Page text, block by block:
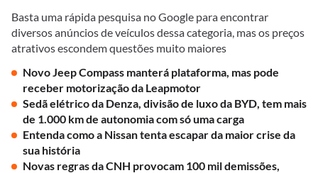
Basta uma rápida pesquisa no Google para encontrar
diversos anúncios de veículos dessa categoria, mas os preços
atrativos escondem questões muito maiores
Novo Jeep Compass manterá plataforma, mas pode
receber motorização da Leapmotor
Sedã elétrico da Denza, divisão de luxo da BYD, tem mais
de 1.000 km de autonomia com só uma carga
Entenda como a Nissan tenta escapar da maior crise da
sua história
Novas regras da CNH provocam 100 mil demissões,